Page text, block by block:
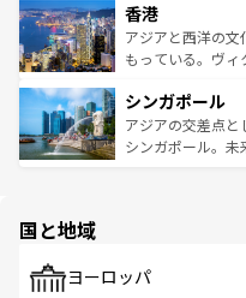
とつ。フォーやバ
ひ現地で味わい
が旅行者を迎えて
参照してほしい。
の活気が交差して
帯で自然と触れ
いビーチでリゾー
激する。気候は一
が待っている。
た文化、そして多
香港
アジアと西洋の
もっている。ヴィ
み、どこを訪れて
ており、効率よ
うな絶景から文化
シンガポール
アジアの交差点
シンガポール。未
で、ホーカーズは
国と地域
ヨーロッパ